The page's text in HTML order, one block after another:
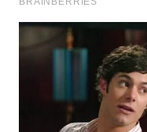
WAHANA
OTOMOTIF
WAHANA